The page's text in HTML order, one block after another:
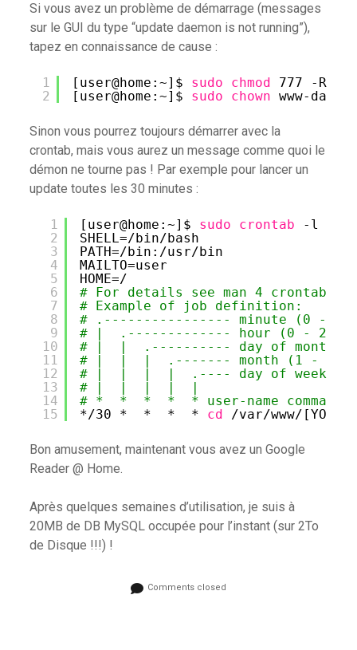
Si vous avez un problème de démarrage (messages
sur le GUI du type “update daemon is not running”),
tapez en connaissance de cause :
1
2
[user@home:~]$ sudo chmod 777 -R
[user@home:~]$ sudo chown www-
Sinon vous pourrez toujours démarrer avec la
crontab, mais vous aurez un message comme quoi le
démon ne tourne pas ! Par exemple pour lancer un
update toutes les 30 minutes :
1
2
3
4
5
6
7
8
9
10
11
12
13
14
15
[user@home:~]$ sudo crontab
-l -u
SHELL=/bin/bash
PATH=/bin : /usr/bin
MAILTO=user
HOME=/
# For details see man 4 crontabs
# Example of job definition:
# .---------------- minute (0 -
# |  .------------- hour (0 - 23)
# |  |  .---------- day of month
# |  |  |  .------- month (1 - 12)
# |  |  |  |  .---- day of week (0 -
# |  |  |  |  |
# *  *  *  *  * user-name command
*/30 *  *  *  * cd /var/www/
Bon amusement, maintenant vous avez un Google
Reader @ Home.
Après quelques semaines d’utilisation, je suis à
20MB de DB MySQL occupée pour l’instant (sur 2To
de Disque !!!) !
Comments closed